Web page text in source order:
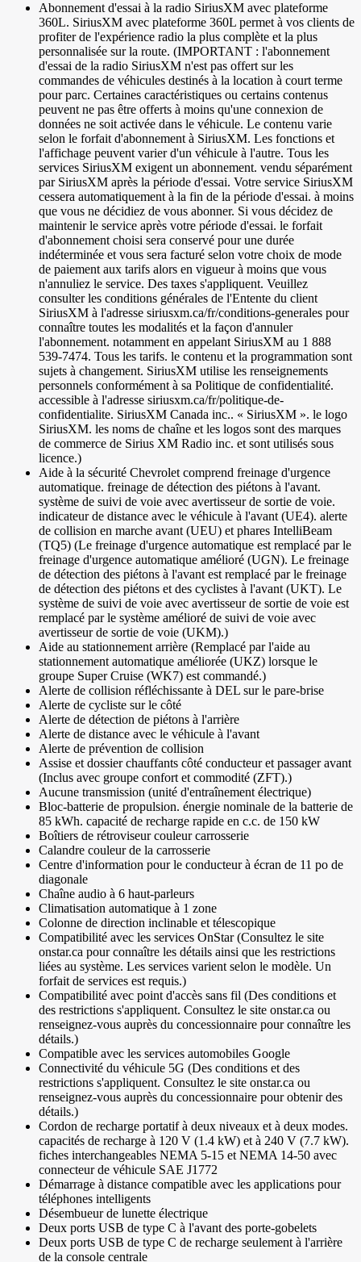
Abonnement d'essai à la radio SiriusXM avec plateforme
360L. SiriusXM avec plateforme 360L permet à vos clients de
profiter de l'expérience radio la plus complète et la plus
personnalisée sur la route. (IMPORTANT : l'abonnement
d'essai de la radio SiriusXM n'est pas offert sur les
commandes de véhicules destinés à la location à court terme
pour parc. Certaines caractéristiques ou certains contenus
peuvent ne pas être offerts à moins qu'une connexion de
données ne soit activée dans le véhicule. Le contenu varie
selon le forfait d'abonnement à SiriusXM. Les fonctions et
l'affichage peuvent varier d'un véhicule à l'autre. Tous les
services SiriusXM exigent un abonnement. vendu séparément
par SiriusXM après la période d'essai. Votre service SiriusXM
cessera automatiquement à la fin de la période d'essai. à moins
que vous ne décidiez de vous abonner. Si vous décidez de
maintenir le service après votre période d'essai. le forfait
d'abonnement choisi sera conservé pour une durée
indéterminée et vous sera facturé selon votre choix de mode
de paiement aux tarifs alors en vigueur à moins que vous
n'annuliez le service. Des taxes s'appliquent. Veuillez
consulter les conditions générales de l'Entente du client
SiriusXM à l'adresse siriusxm.ca/fr/conditions-generales pour
connaître toutes les modalités et la façon d'annuler
l'abonnement. notamment en appelant SiriusXM au 1 888
539-7474. Tous les tarifs. le contenu et la programmation sont
sujets à changement. SiriusXM utilise les renseignements
personnels conformément à sa Politique de confidentialité.
accessible à l'adresse siriusxm.ca/fr/politique-de-
confidentialite. SiriusXM Canada inc.. « SiriusXM ». le logo
SiriusXM. les noms de chaîne et les logos sont des marques
de commerce de Sirius XM Radio inc. et sont utilisés sous
licence.)
Aide à la sécurité Chevrolet comprend freinage d'urgence
automatique. freinage de détection des piétons à l'avant.
système de suivi de voie avec avertisseur de sortie de voie.
indicateur de distance avec le véhicule à l'avant (UE4). alerte
de collision en marche avant (UEU) et phares IntelliBeam
(TQ5) (Le freinage d'urgence automatique est remplacé par le
freinage d'urgence automatique amélioré (UGN). Le freinage
de détection des piétons à l'avant est remplacé par le freinage
de détection des piétons et des cyclistes à l'avant (UKT). Le
système de suivi de voie avec avertisseur de sortie de voie est
remplacé par le système amélioré de suivi de voie avec
avertisseur de sortie de voie (UKM).)
Aide au stationnement arrière (Remplacé par l'aide au
stationnement automatique améliorée (UKZ) lorsque le
groupe Super Cruise (WK7) est commandé.)
Alerte de collision réfléchissante à DEL sur le pare-brise
Alerte de cycliste sur le côté
Alerte de détection de piétons à l'arrière
Alerte de distance avec le véhicule à l'avant
Alerte de prévention de collision
Assise et dossier chauffants côté conducteur et passager avant
(Inclus avec groupe confort et commodité (ZFT).)
Aucune transmission (unité d'entraînement électrique)
Bloc-batterie de propulsion. énergie nominale de la batterie de
85 kWh. capacité de recharge rapide en c.c. de 150 kW
Boîtiers de rétroviseur couleur carrosserie
Calandre couleur de la carrosserie
Centre d'information pour le conducteur à écran de 11 po de
diagonale
Chaîne audio à 6 haut-parleurs
Climatisation automatique à 1 zone
Colonne de direction inclinable et télescopique
Compatibilité avec les services OnStar (Consultez le site
onstar.ca pour connaître les détails ainsi que les restrictions
liées au système. Les services varient selon le modèle. Un
forfait de services est requis.)
Compatibilité avec point d'accès sans fil (Des conditions et
des restrictions s'appliquent. Consultez le site onstar.ca ou
renseignez-vous auprès du concessionnaire pour connaître les
détails.)
Compatible avec les services automobiles Google
Connectivité du véhicule 5G (Des conditions et des
restrictions s'appliquent. Consultez le site onstar.ca ou
renseignez-vous auprès du concessionnaire pour obtenir des
détails.)
Cordon de recharge portatif à deux niveaux et à deux modes.
capacités de recharge à 120 V (1.4 kW) et à 240 V (7.7 kW).
fiches interchangeables NEMA 5-15 et NEMA 14-50 avec
connecteur de véhicule SAE J1772
Démarrage à distance compatible avec les applications pour
téléphones intelligents
Désembueur de lunette électrique
Deux ports USB de type C à l'avant des porte-gobelets
Deux ports USB de type C de recharge seulement à l'arrière
de la console centrale